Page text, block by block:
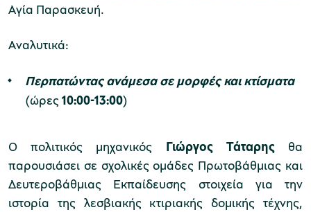
Μουσείο Μαρμαροτεχνίας
Μουσείο Περιβάλλοντος Στυμφαλίας
Μουσείο Μαστίχας Χίου
Αγία Παρασκευή.
Αναλυτικά:
Περπατώντας ανάμεσα σε μορφές και κτίσματα
(ώρες 10:00-13:00)
Ο πολιτικός μηχανικός Γιώργος Τάταρης θα
παρουσιάσει σε σχολικές ομάδες Πρωτοβάθμιας και
Δευτεροβάθμιας Εκπαίδευσης στοιχεία για την
ιστορία της λεσβιακής κτιριακής δομικής τέχνης,